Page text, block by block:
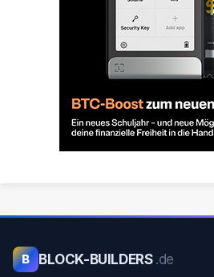
B BLOCK-BUILDERS .de